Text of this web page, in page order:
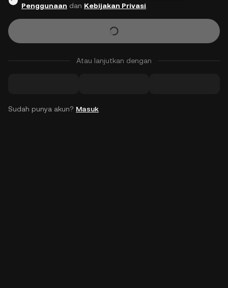
Penggunaan dan Kebijakan Privasi
Atau lanjutkan dengan
Sudah punya akun? Masuk